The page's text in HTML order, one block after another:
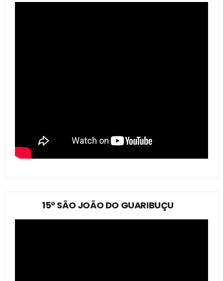
15º SÃO JOÃO DO GUARIBUÇU